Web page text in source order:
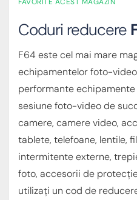
Coduri reducere
F64 este cel mai mare
echipamentelor foto-
performante
sesiune foto-video de
camere, camere video,
tablete, telefoane, lentile,
intermitente externe,
foto, accesorii de
utilizați un cod de